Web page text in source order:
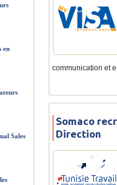
communication et
Somaco
Direction
en
Sales